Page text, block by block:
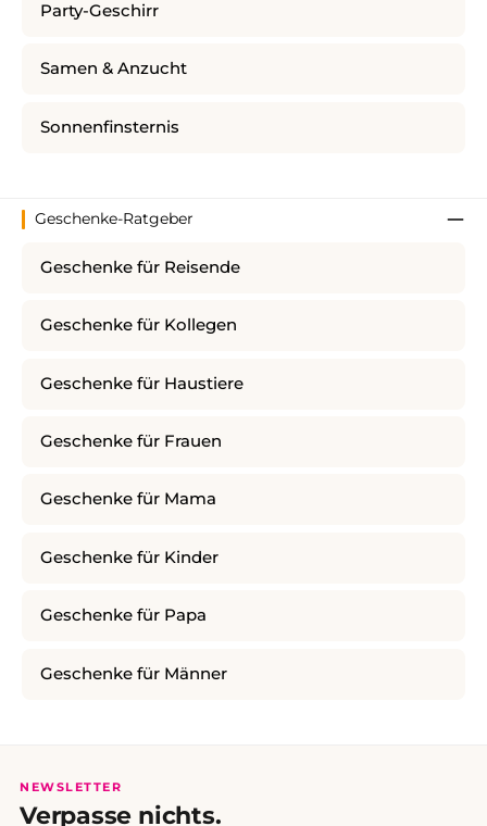
Party-Geschirr
Samen & Anzucht
Sonnenfinsternis
Geschenke-Ratgeber
Geschenke für Reisende
Geschenke für Kollegen
Geschenke für Haustiere
Geschenke für Frauen
Geschenke für Mama
Geschenke für Kinder
Geschenke für Papa
Geschenke für Männer
NEWSLETTER
Verpasse nichts.